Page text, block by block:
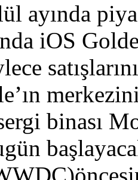
ayında
iOS
binası